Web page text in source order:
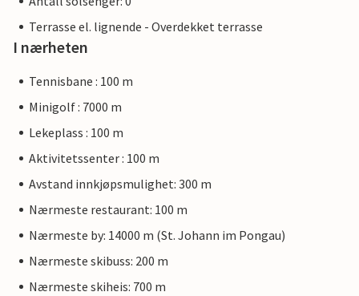
Terrasse el. lignende - Overdekket terrasse
I nærheten
Tennisbane : 100 m
Minigolf : 7000 m
Lekeplass : 100 m
Aktivitetssenter : 100 m
Avstand innkjøpsmulighet: 300 m
Nærmeste restaurant: 100 m
Nærmeste by: 14000 m (St. Johann im Pongau)
Nærmeste skibuss: 200 m
Nærmeste skiheis: 700 m